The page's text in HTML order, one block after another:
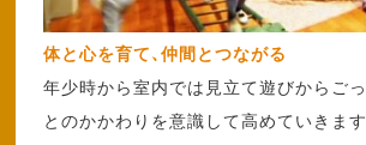
体と心を育て、仲間とつながる
年少時から室内では見立て遊びからご
とのかかわりを意識して高めていきま